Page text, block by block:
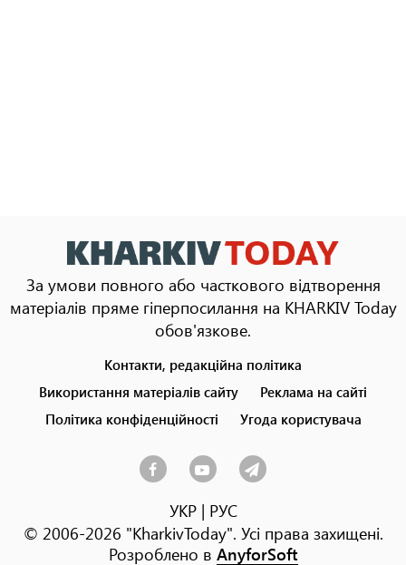
За умови повного або часткового відтворення
матеріалів пряме гіперпосилання на KHARKIV Today
обов'язкове.
menu
Контакти, редакційна політика
Використання матеріалів сайту
Реклама на сайті
Політика конфіденційності
Угода користувача
УКР| РУС
© 2006-2026 "KharkivToday". Усі права захищені.
Розроблено в AnyforSoft